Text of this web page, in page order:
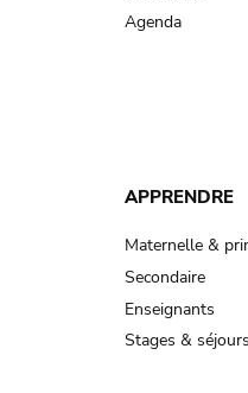
Agenda
APPRENDRE
Maternelle &
Secondaire
Enseignants
Stages &